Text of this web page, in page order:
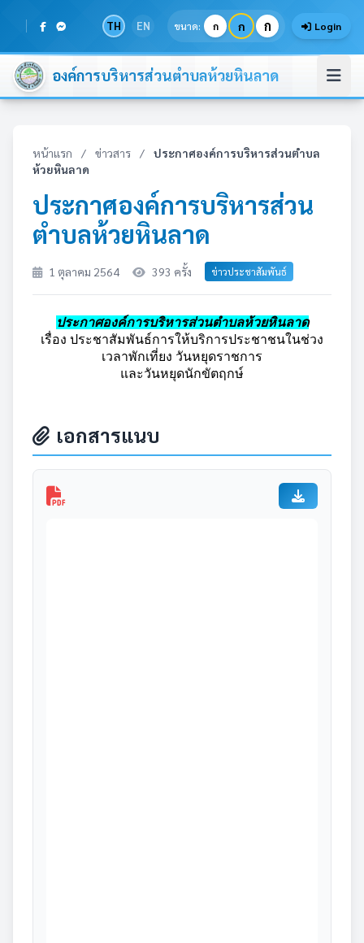
TH EN ขนาด: ก ก ก Login
องค์การบริหารส่วนตำบลห้วยหินลาด
หน้าแรก / ข่าวสาร /
ประกาศองค์การบริหารส่วนตำบล
ห้วยหินลาด
ประกาศองค์การบริหารส่วน
ตำบลห้วยหินลาด
1 ตุลาคม 2564 393 ครั้ง ข่าวประชาสัมพันธ์
ประกาศองค์การบริหารส่วนตำบลห้วยหินลาด
เรื่อง ประชาสัมพันธ์การให้บริการประชาชนในช่วง
เวลาพักเที่ยง วันหยุดราชการ
และวันหยุดนักขัตฤกษ์
เอกสารแนบ